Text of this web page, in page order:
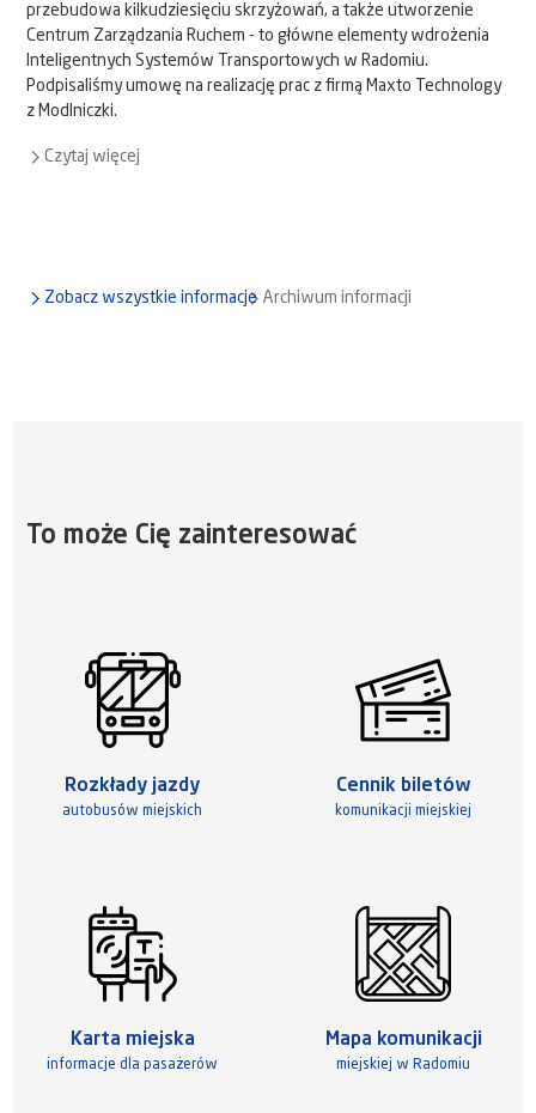
przebudowa kilkudziesięciu skrzyżowań, a także utworzenie
Centrum Zarządzania Ruchem - to główne elementy wdrożenia
Inteligentnych Systemów Transportowych w Radomiu.
Podpisaliśmy umowę na realizację prac z firmą Maxto Technology
z Modlniczki.
Czytaj więcej
Zobacz wszystkie informacje Archiwum informacji
To może Cię zainteresować
Rozkłady jazdy
autobusów miejskich
Cennik biletów
komunikacji miejskiej
Karta miejska
informacje dla pasażerów
Mapa komunikacji
miejskiej w Radomiu